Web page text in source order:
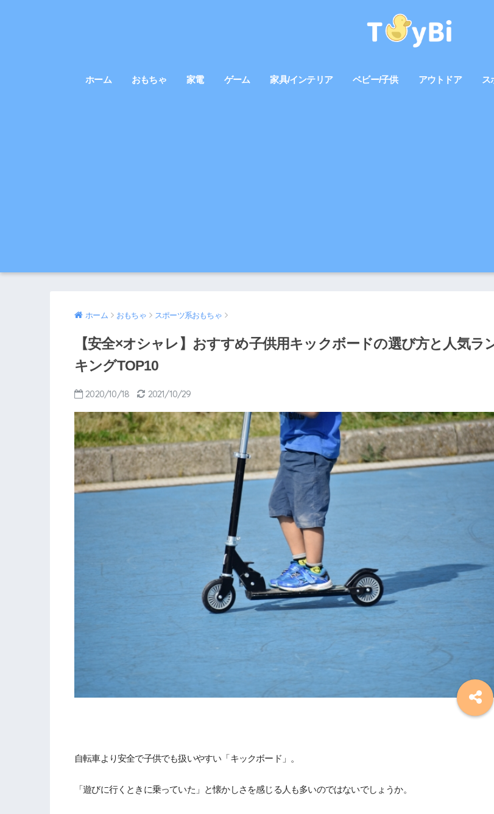
ホーム おもちゃ 家電 ゲーム 家具/インテリア ベビー/子供 アウトドア ス
ホーム おもちゃ スポーツ系おもちゃ
【安全×オシャレ】おすすめ子供用キックボードの選び方と人気ラ
キングTOP10
2020/10/18 2021/10/29
自転車より安全で子供でも扱いやすい「キックボード」。
「遊びに行くときに乗っていた」と懐かしさを感じる人も多いのではないでしょうか。